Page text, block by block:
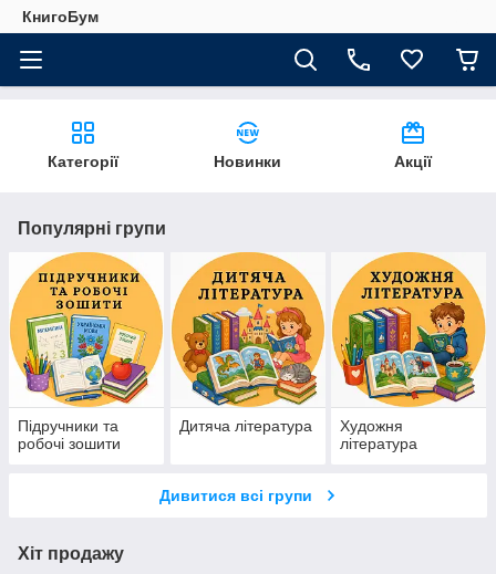
КнигоБум
Категорії Новинки Акції
Популярні групи
Підручники та
робочі зошити
Дитяча література
Художня
література
Дивитися всі групи
Хіт продажу